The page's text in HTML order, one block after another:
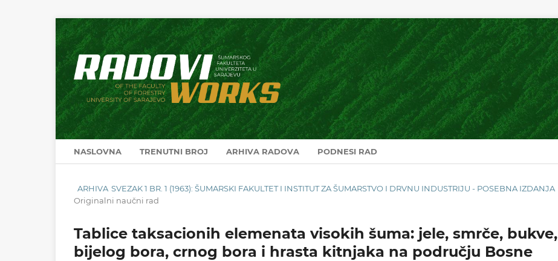
NASLOVNA TRENUTNI BROJ ARHIVA RADOVA PODNESI RAD
ARHIVA SVEZAK 1 BR. 1 (1963): ŠUMARSKI FAKULTET I INSTITUT ZA ŠUMARSTVO I DRVNU INDUSTRIJU - POSEBNA IZDANJA
Originalni naučni rad
Tablice taksacionih elemenata visokih šuma: jele, smrče, bukve,
bijelog bora, crnog bora i hrasta kitnjaka na području Bosne